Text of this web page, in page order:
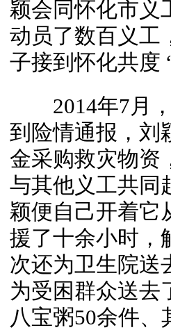
颖会同怀化市义
动员了数百义工
子接到怀化共度
2014年7月，
到险情通报，刘
金采购救灾物资
与其他义工共同
颖便自己开着它
援了十余小时，
次还为卫生院送
为受困群众送去
八宝粥50余件